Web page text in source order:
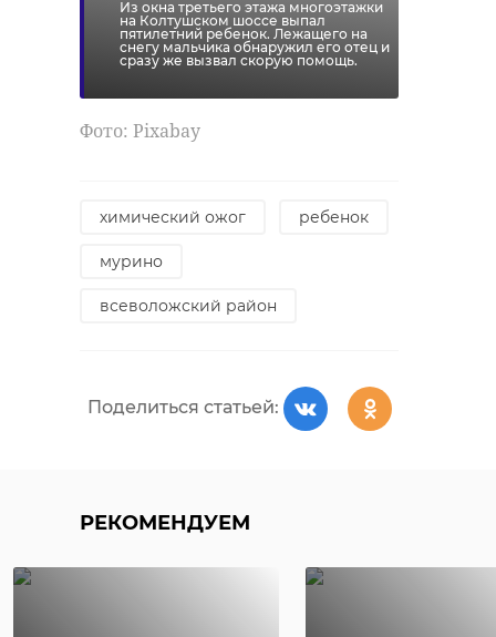
Из окна третьего этажа многоэтажки
на Колтушском шоссе выпал
пятилетний ребенок. Лежащего на
снегу мальчика обнаружил его отец и
сразу же вызвал скорую помощь.
Фото: Pixabay
химический ожог ребенок
мурино
всеволожский район
Поделиться статьей:
РЕКОМЕНДУЕМ
вещей и фотостенд.
Фото: Комитет по молодежной
политике Ленинградской области
социальный проект
фонд президентских грантов